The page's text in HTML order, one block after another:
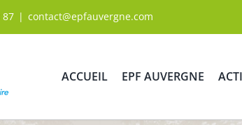
87 | contact@epfauvergne.com
ACCUEIL EPF AUVERGNE